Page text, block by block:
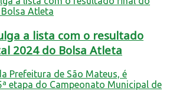
a lista com o resultado
2024 do Bolsa Atleta